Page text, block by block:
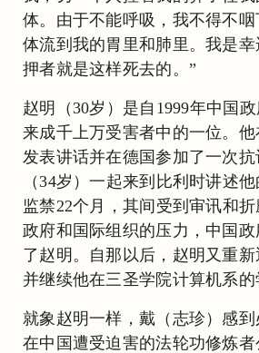
体。由于不能呼吸，我不得不
体流到我的胃里和肺里。我是
押者就是这样死去的。”
赵明（30岁）是自1999年中国
来成千上万受害者中的一位。
发表讲话并在德国参加了一次
（34岁）一起来到比利时讲述
监禁22个月，其间受到审讯和
政府和国际组织的压力，中国
了赵明。自那以后，赵明又重
并继续他在三圣学院计算机系的
就象赵明一样，戴（志珍）感
在中国遭受迫害的法轮功修炼